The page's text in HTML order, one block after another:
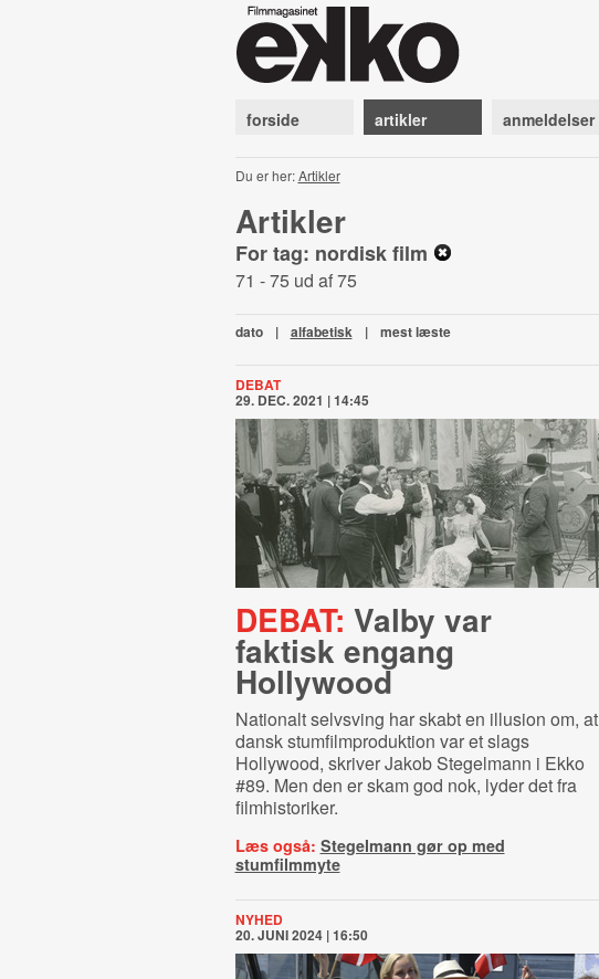
forside artikler anmeldelser
Du er her:Artikler
Artikler
For tag: nordisk film
71 - 75 ud af 75
dato | alfabetisk | mest læste
DEBAT
29. DEC. 2021 | 14:45
DEBAT: Valby var
faktisk engang
Hollywood
Nationalt selvsving har skabt en illusion om, at
dansk stumfilmproduktion var et slags
Hollywood, skriver Jakob Stegelmann i Ekko
#89. Men den er skam god nok, lyder det fra
filmhistoriker.
Læs også: Stegelmann gør op med
stumfilmmyte
NYHED
20. JUNI 2024 | 16:50